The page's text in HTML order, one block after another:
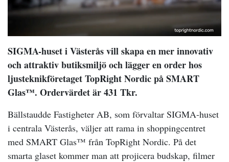
SIGMA-huset i Västerås vill skapa en mer innovativ
och attraktiv butiksmiljö och lägger en order hos
ljusteknikföretaget TopRight Nordic på SMART
Glas™. Ordervärdet är 431 Tkr.
Bällstaudde Fastigheter AB, som förvaltar SIGMA-huset
i centrala Västerås, väljer att rama in shoppingcentret
med SMART Glas™ från TopRight Nordic. På det
smarta glaset kommer man att projicera budskap, filmer